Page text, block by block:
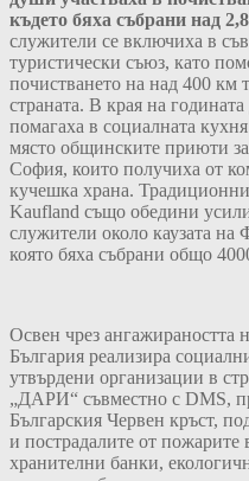
където бяха събрани над
служители се включиха в
туристически съюз, като
почистването на над 400 км
страната. В края на
помагаха в социалната
място общинските приюти за
София, които получиха от
кучешка храна.
Kaufland също обедини
служители около каузата на
която бяха събрани общо
Освен чрез ангажираността
България реализира
утвърдени организации в
„ДАРИ“ съвместно с DMS,
Българския Червен кръст,
и пострадалите от пожарите
хранителни банки,